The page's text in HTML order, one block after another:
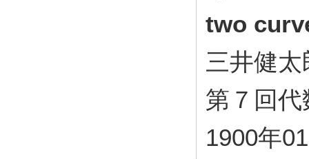
two
三井健太
第７回
1900年